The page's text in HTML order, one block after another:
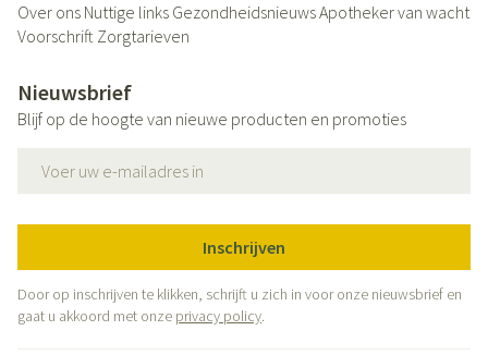
Over ons Nuttige links GezondheidsnieuwsApotheker van wacht
Voorschrift Zorgtarieven
Nieuwsbrief
Blijf op de hoogte van nieuwe producten en promoties
Inschrijven
Door op inschrijven te klikken, schrijft u zich in voor onze nieuwsbrief en
gaat u akkoord met onze privacy policy.